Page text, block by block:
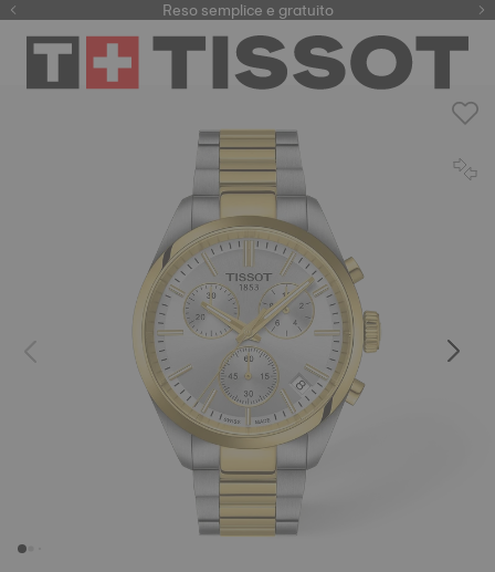
Reso semplice e gratuito